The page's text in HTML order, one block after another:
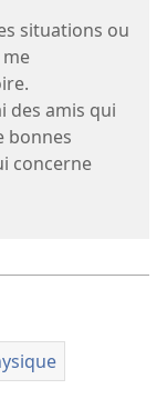
situations ou
des amis qui
bonnes
concerne